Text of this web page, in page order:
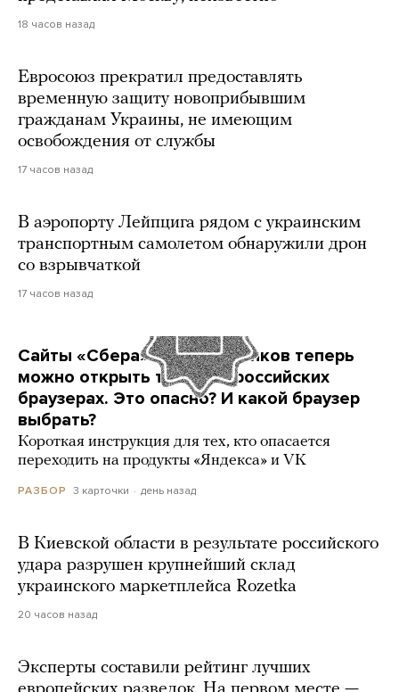
18 часов назад
Евросоюз прекратил предоставлять
временную защиту новоприбывшим
гражданам Украины, не имеющим
освобождения от службы
17 часов назад
В аэропорту Лейпцига рядом с украинским
транспортным самолетом обнаружили дрон
со взрывчаткой
17 часов назад
Сайты «Сбера» и других банков теперь
можно открыть только в российских
браузерах. Это опасно? И какой браузер
выбрать?
Короткая инструкция для тех, кто опасается
переходить на продукты «Яндекса» и VK
РАЗБОР 3 карточки день назад
В Киевской области в результате российского
удара разрушен крупнейший склад
украинского маркетплейса Rozetka
20 часов назад
Эксперты составили рейтинг лучших